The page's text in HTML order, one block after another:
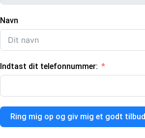
Navn
Indtast dit telefonnummer:
Ring mig op og giv mig et godt tilbud